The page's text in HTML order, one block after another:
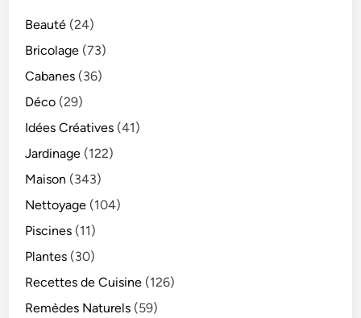
Beauté (24)
Bricolage (73)
Cabanes (36)
Déco (29)
Idées Créatives (41)
Jardinage (122)
Maison (343)
Nettoyage (104)
Piscines (11)
Plantes (30)
Recettes de Cuisine (126)
Remèdes Naturels (59)